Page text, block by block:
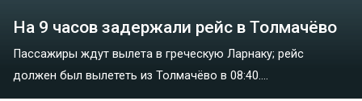
На 9 часов задержали рейс в Толмачёво
Пассажиры ждут вылета в греческую Ларнаку; рейс
должен был вылететь из Толмачёво в 08:40....